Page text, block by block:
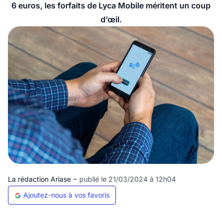
6 euros, les forfaits de Lyca Mobile méritent un coup
d’œil.
La rédaction Ariase - publié le 21/03/2024 à 12h04
Ajoutez-nous à vos favoris